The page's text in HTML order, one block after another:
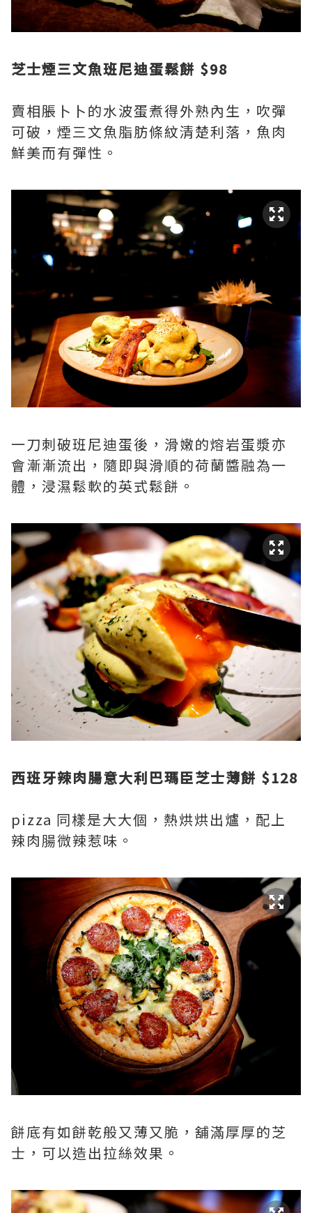
芝士煙三文魚班尼迪蛋鬆餅 $98
賣相脹卜卜的水波蛋煮得外熟內生，吹彈
可破，煙三文魚脂肪條紋清楚利落，魚肉
鮮美而有彈性。
一刀刺破班尼迪蛋後，滑嫩的熔岩蛋漿亦
會漸漸流出，隨即與滑順的荷蘭醬融為一
體，浸濕鬆軟的英式鬆餅。
西班牙辣肉腸意大利巴瑪臣芝士薄餅 $128
pizza 同樣是大大個，熱烘烘出爐，配上
辣肉腸微辣惹味。
餅底有如餅乾般又薄又脆，舖滿厚厚的芝
士，可以造出拉絲效果。